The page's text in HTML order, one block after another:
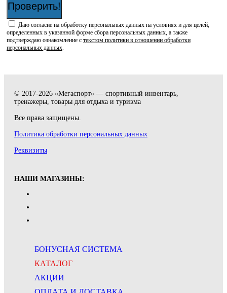
Проверить!
Даю согласие на обработку персональных данных на условиях и для целей,
определенных в указанной форме сбора персональных данных, а также
подтверждаю ознакомление с текстом политики в отношении обработки
персональных данных.
© 2017-2026 «Мегаспорт» — спортивный инвентарь,
тренажеры, товары для отдыха и туризма
Все права защищены.
Политика обработки персональных данных
Реквизиты
НАШИ МАГАЗИНЫ:
БОНУСНАЯ СИСТЕМА
КАТАЛОГ
АКЦИИ